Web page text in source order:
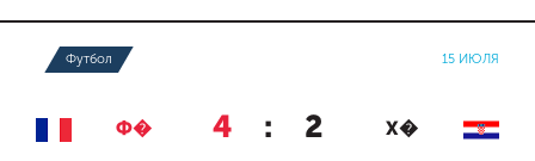
Футбол 15 ИЮЛЯ
Ф� 4 : 2 Х�